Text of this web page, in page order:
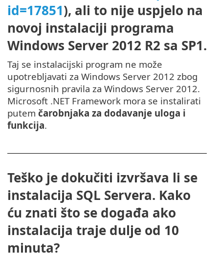
id=17851), ali to nije uspjelo na
novoj instalaciji programa
Windows Server 2012 R2 sa SP1.
Taj se instalacijski program ne može
upotrebljavati za Windows Server 2012 zbog
sigurnosnih pravila za Windows Server 2012.
Microsoft .NET Framework mora se instalirati
putem čarobnjaka za dodavanje uloga i
funkcija.
Teško je dokučiti izvršava li se
instalacija SQL Servera. Kako
ću znati što se događa ako
instalacija traje dulje od 10
minuta?